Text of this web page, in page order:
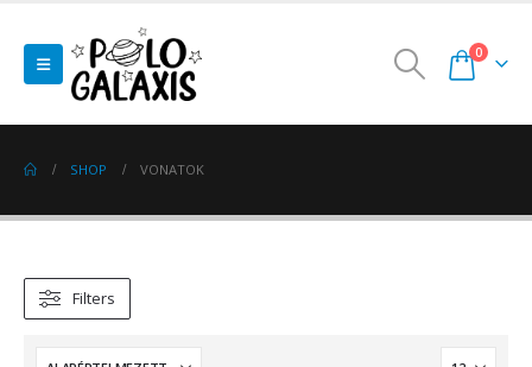
0
SHOP VONATOK
Filters